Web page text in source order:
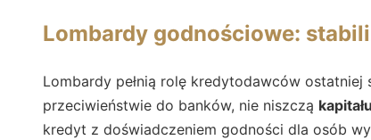
Lombardy godnościowe:
Lombardy pełnią rolę kredytodawców ostatniej
przeciwieństwie do banków, nie niszczą
kredyt z doświadczeniem godności dla osób